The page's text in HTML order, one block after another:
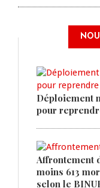
Déploiement
pour
Affrontement
moins 613
selon le